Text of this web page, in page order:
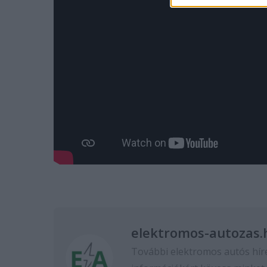
elektromos-
További elektromos autós